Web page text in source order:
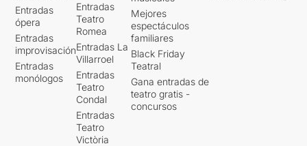
Entradas
ópera
Entradas
improvisación
Entradas
monólogos
Entradas
Teatro
Romea
Entradas La
Villarroel
Entradas
Teatro
Condal
Entradas
Teatro
Victòria
Mejores
espectáculos
familiares
Black Friday
Teatral
Gana entradas de
teatro gratis -
concursos